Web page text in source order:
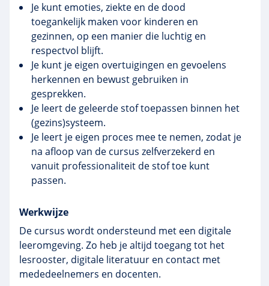
Je kunt emoties, ziekte en de dood
toegankelijk maken voor kinderen en
gezinnen, op een manier die luchtig en
respectvol blijft.
Je kunt je eigen overtuigingen en gevoelens
herkennen en bewust gebruiken in
gesprekken.
Je leert de geleerde stof toepassen binnen het
(gezins)systeem.
Je leert je eigen proces mee te nemen, zodat je
na afloop van de cursus zelfverzekerd en
vanuit professionaliteit de stof toe kunt
passen.
Werkwijze
De cursus wordt ondersteund met een digitale
leeromgeving. Zo heb je altijd toegang tot het
lesrooster, digitale literatuur en contact met
mededeelnemers en docenten.